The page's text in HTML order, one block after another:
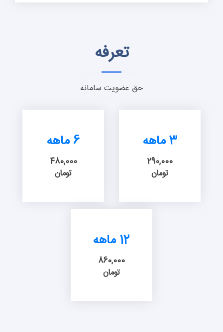
تعرفه
حق عضویت سامانه
3 ماهه
290,000
تومان
6 ماهه
480,000
تومان
12 ماهه
860,000
تومان